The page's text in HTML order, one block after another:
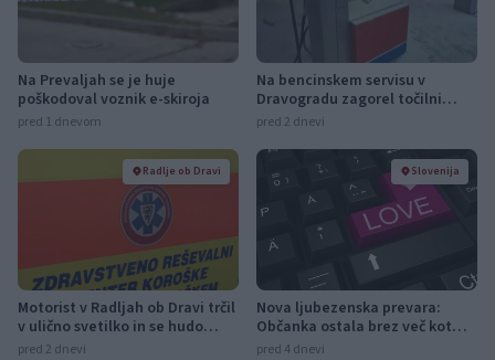
Na Prevaljah se je huje
poškodoval voznik e-skiroja
pred 1 dnevom
Na bencinskem servisu v
Dravogradu zagorel točilni
avtomat, požar pogasili
pred 2 dnevi
Radlje ob Dravi
Motorist v Radljah ob Dravi trčil
v ulično svetilko in se hudo
poškodoval
pred 2 dnevi
Slovenija
Nova ljubezenska prevara:
Občanka ostala brez več kot
27.000 evrov
pred 4 dnevi